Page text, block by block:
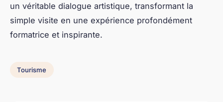
un véritable dialogue artistique, transformant la
simple visite en une expérience profondément
formatrice et inspirante.
Tourisme